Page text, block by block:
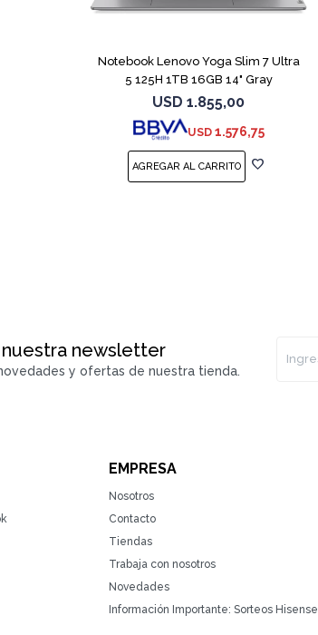
Notebook Lenovo Yoga Slim 7 Ultra
5 125H 1TB 16GB 14" Gray
USD 1.855,00
USD 1.576,75
newsletter
y ofertas de nuestra tienda.
EMPRESA
Nosotros
Contacto
Tiendas
Trabaja con nosotros
Novedades
Información Importante: Sorteos Hisense